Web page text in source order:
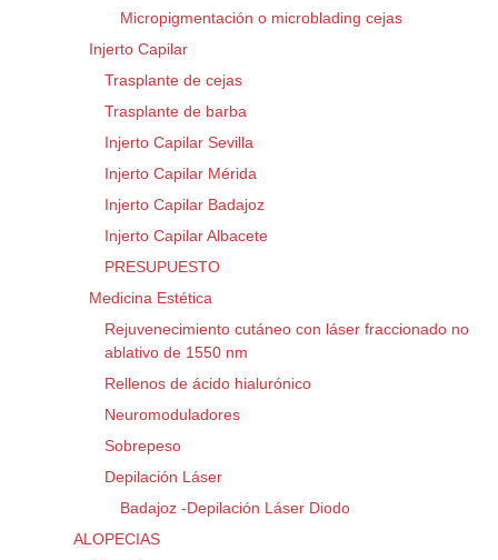
Micropigmentación o microblading cejas
Injerto Capilar
Trasplante de cejas
Trasplante de barba
Injerto Capilar Sevilla
Injerto Capilar Mérida
Injerto Capilar Badajoz
Injerto Capilar Albacete
PRESUPUESTO
Medicina Estética
Rejuvenecimiento cutáneo con láser fraccionado no
ablativo de 1550 nm
Rellenos de ácido hialurónico
Neuromoduladores
Sobrepeso
Depilación Láser
Badajoz -Depilación Láser Diodo
ALOPECIAS